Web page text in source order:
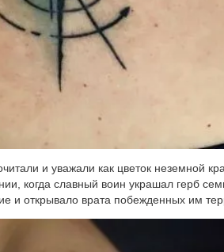
и уважали как цветок неземной
когда славный воин украшал герб
и открывало врата побежденных им